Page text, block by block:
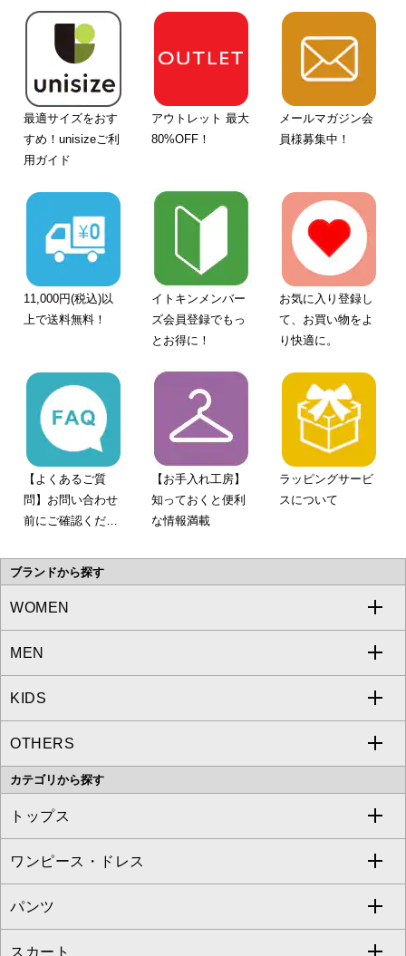
最適サイズをおす
すめ！unisizeご利
用ガイド
アウトレット 最大
80%OFF！
メールマガジン会
員様募集中！
11,000円(税込)以
上で送料無料！
イトキンメンバー
ズ会員登録でもっ
とお得に！
お気に入り登録し
て、お買い物をよ
り快適に。
【よくあるご質
問】お問い合わせ
前にご確認くださ
【お手入れ工房】
知っておくと便利
な情報満載
ラッピングサービ
スについて
ブランドから探す
WOMEN
a.v.v
MICHEL KLEIN
MK MICHEL KLEIN
OFUON le MK
MEN
a.v.v
MICHEL KLEIN HOMME
MK MICHEL KLEIN HOMME
KIDS
a.v.v
OTHERS
MK MICHEL KLEIN BAG
カテゴリから探す
トップス
すべてのトップス
カットソー・Tシャツ
ブラウス・シャツ
ワンピース・ドレス
すべてのワンピース・ドレス
ワンピース
パンツ
すべてのパンツ
スカート